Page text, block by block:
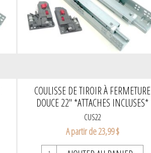
COULISSE DE TIROIR À FERMETURE
DOUCE 22" *ATTACHES INCLUSES*
CUS22
A partir de 23,99 $